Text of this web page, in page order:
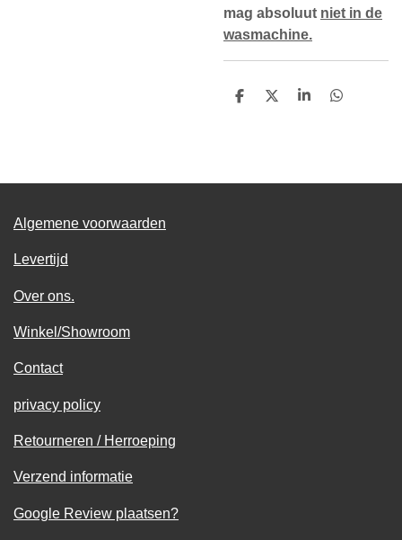
mag absoluut niet in de
wasmachine.
D
D
S
D
Algemene voorwaarden
Levertijd
Over ons.
Winkel/Showroom
Contact
privacy policy
Retourneren / Herroeping
Verzend informatie
Google Review plaatsen?